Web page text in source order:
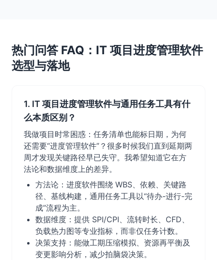
热门问答 FAQ：IT 项目进度管理软件
选型与落地
1. IT 项目进度管理软件与通用任务工具有什
么本质区别？
我做项目时常困惑：任务清单也能标日期，为何
还需要“进度管理软件”？很多时候我们直到延期两
周才发现关键路径早已失守。我希望知道它在方
法论和数据维度上的差异。
方法论：进度软件围绕 WBS、依赖、关键路
径、基线构建，通用任务工具以“待办-进行-完
成”流程为主。
数据维度：提供 SPI/CPI、流转时长、CFD、
负载热力图等专业指标，而非仅任务计数。
决策支持：能做工期压缩模拟、资源再平衡及
变更影响分析，减少拍脑袋决策。